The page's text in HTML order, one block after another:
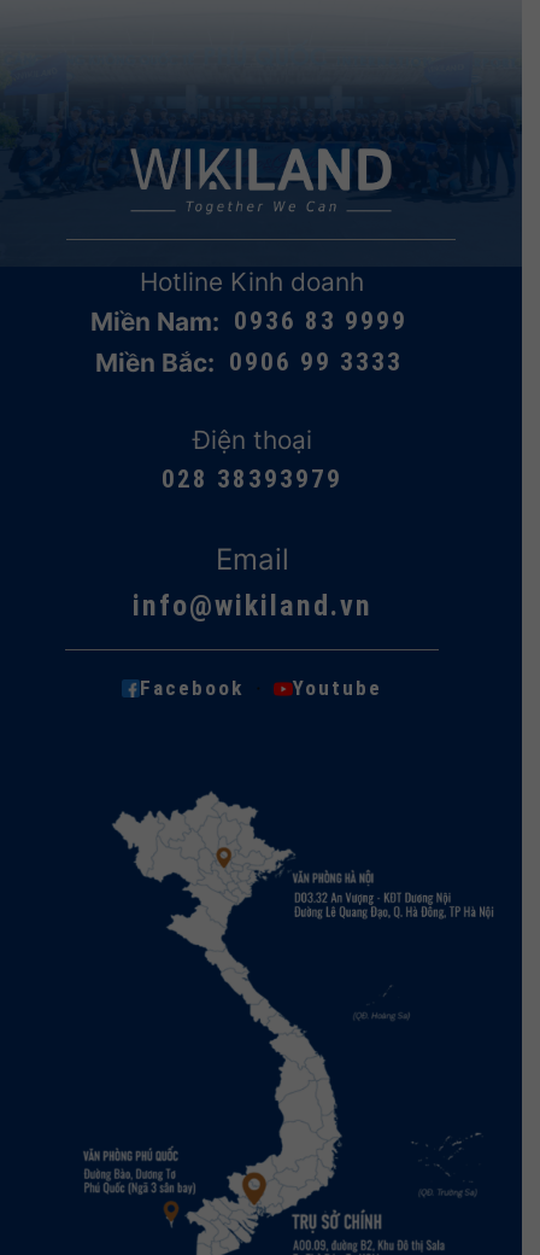
Hotline Kinh doanh
Miền Nam: 0936 83 9999
Miền Bắc: 0906 99 3333
Điện thoại
028 38393979
Email
info@wikiland.vn
Facebook · Youtube